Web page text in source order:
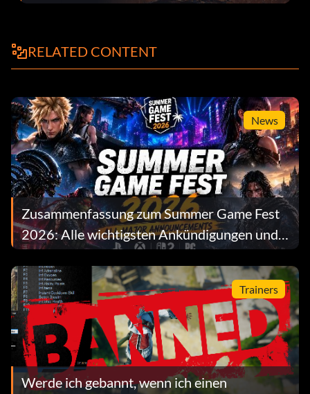
Fehlerbehebungen
RELATED CONTENT
News
Zusammenfassung zum Summer Game Fest
2026: Alle wichtigsten Ankündigungen und
Veröffentlichungstermine
Trainers
Werde ich gebannt, wenn ich einen